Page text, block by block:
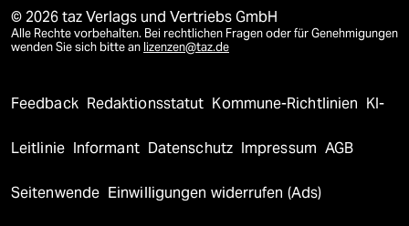
© 2026 taz Verlags und Vertriebs GmbH
Alle Rechte vorbehalten. Bei rechtlichen Fragen oder für Genehmigungen
wenden Sie sich bitte an lizenzen@taz.de
Feedback Redaktionsstatut Kommune-Richtlinien KI-
Leitlinie Informant Datenschutz Impressum AGB
Seitenwende Einwilligungen widerrufen (Ads)